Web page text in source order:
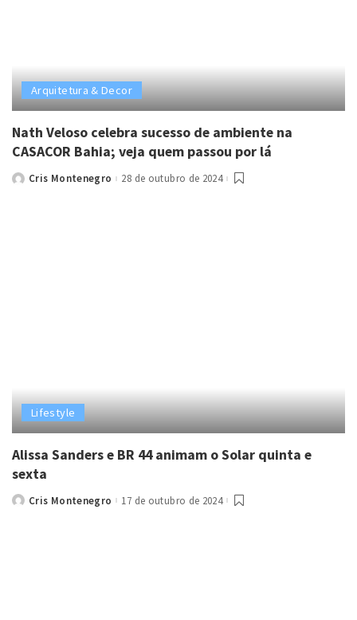
Arquitetura & Decor
Nath Veloso celebra sucesso de ambiente na
CASACOR Bahia; veja quem passou por lá
PostedCris Montenegro 28 de outubro de 2024
Lifestyle
Alissa Sanders e BR 44 animam o Solar quinta e
sexta
PostedCris Montenegro 17 de outubro de 2024